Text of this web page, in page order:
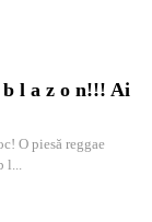
b l a z o n!!! Ai
O piesă reggae